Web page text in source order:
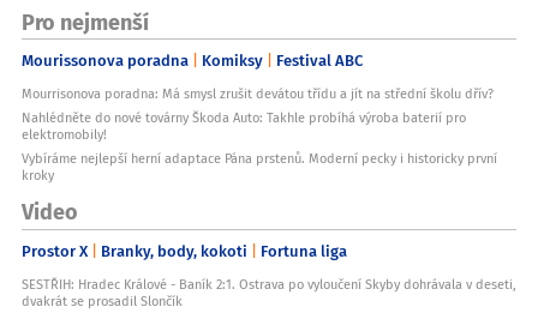
Pro nejmenší
Mourissonova poradna Komiksy Festival ABC
Mourrisonova poradna: Má smysl zrušit devátou třídu a jít na střední školu dřív?
Nahlédněte do nové továrny Škoda Auto: Takhle probíhá výroba baterií pro
elektromobily!
Vybíráme nejlepší herní adaptace Pána prstenů. Moderní pecky i historicky první
kroky
Video
Prostor X Branky, body, kokoti Fortuna liga
SESTŘIH: Hradec Králové - Baník 2:1. Ostrava po vyloučení Skyby dohrávala v deseti,
dvakrát se prosadil Slončík